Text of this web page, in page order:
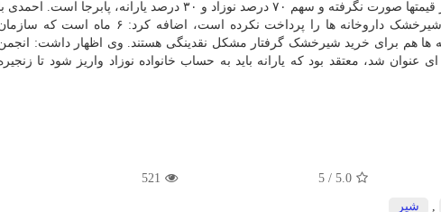
مورد تغییر قیمت شیرخشک هم اظهار داشت: هیچ تغییری در قیمتها صورت نگرفته و سهم ۷۰ درصد نوزاد و ۳۰ درصد یارانه، پابرجا است. احمدی
انتقاد شدید از سازمان هدفمندی یارانه ها که سهم یارانه شیرخشک داروخانه ها را پرداخت نکرده است، اضافه کرد: ۶ ماه است که
ها هم برای خرید شیرخشک گرفتار مشکل نقدینگی هستند. وی اظهار داشت:
شد، معتقد بود که یارانه باید به حساب خانواده نوزاد واریز شود تا
5.0
/
5
521
, شیر